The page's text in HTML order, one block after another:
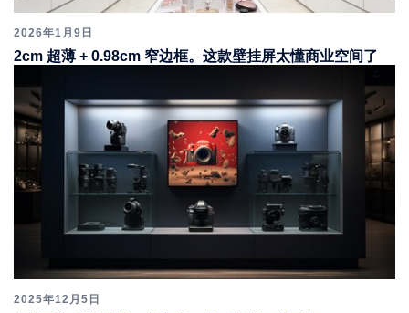
2026年1月9日
2cm 超薄 + 0.98cm 窄边框。这款壁挂屏太懂商业空间了
2025年12月5日